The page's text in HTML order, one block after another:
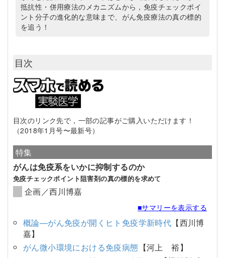
抵抗性・併用療法のメカニズムから，免疫チェックポイ
ント分子の進化的な意味まで、がん免疫療法の真の標的
を追う！
目次
目次のリンク先で，一部の記事がご購入いただけます！
（2018年1月号〜最新号）
特集
がんは免疫系をいかに抑制するのか
免疫チェックポイント阻害剤の真の標的を求めて
企画／西川博嘉
■サマリーを表示する
概論―がん免疫が開くヒト免疫学新時代 【西川博
嘉】
がん微小環境における免疫病態 【河上 裕】